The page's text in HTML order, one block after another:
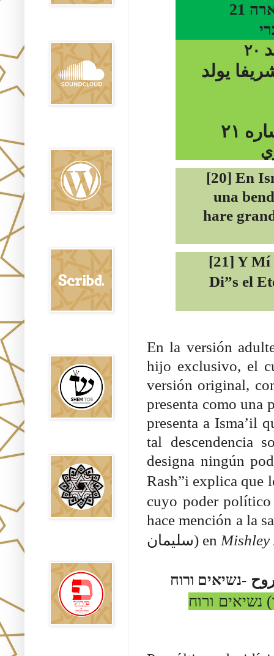
21
٢٠
يولد
٢١
[20] En
una
hare
[21] Y Mí
Di”s el
En la versión
hijo exclusivo, el
versión original,
presenta como una
presenta a Isma’il
tal descendencia
designa ningún
Rash”i explica que
cuyo poder político
hace mención a la
سليمان) en Mishley
נשיאים ורוח-
נשיאים ורוח